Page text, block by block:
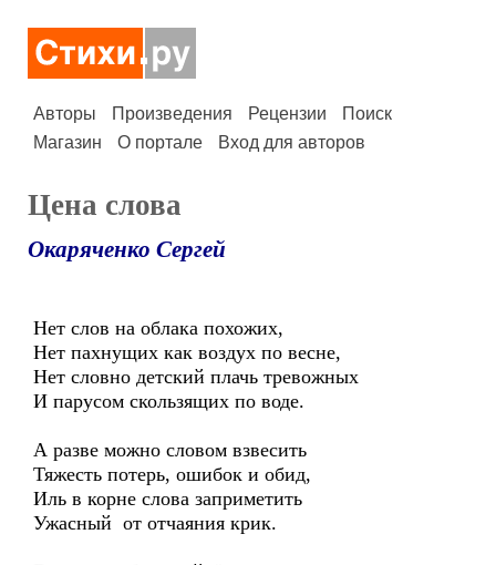
Авторы Произведения Рецензии
Поиск
Магазин
О портале Вход для авторов
Цена слова
Окаряченко Сергей
Нет слов на облака похожих,
Нет пахнущих как воздух по весне,
Нет словно детский плачь тревожных
И парусом скользящих по воде.
А разве можно словом взвесить
Тяжесть потерь, ошибок и обид,
Иль в корне слова заприметить
Ужасный от отчаяния крик.